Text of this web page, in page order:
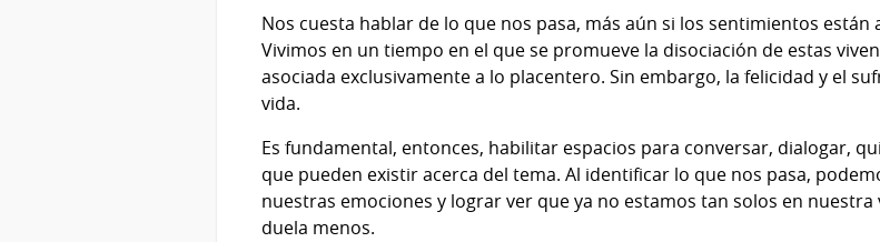
Nos cuesta hablar de lo que nos pasa, más aún si los sentimientos
Vivimos en un tiempo en el que se promueve la disociación de estas
asociada exclusivamente a lo placentero. Sin embargo, la felicidad y el
vida.
Es fundamental, entonces, habilitar espacios para conversar, dialogar,
que pueden existir acerca del tema. Al identificar lo que nos pasa,
nuestras emociones y lograr ver que ya no estamos tan solos en
duela menos.